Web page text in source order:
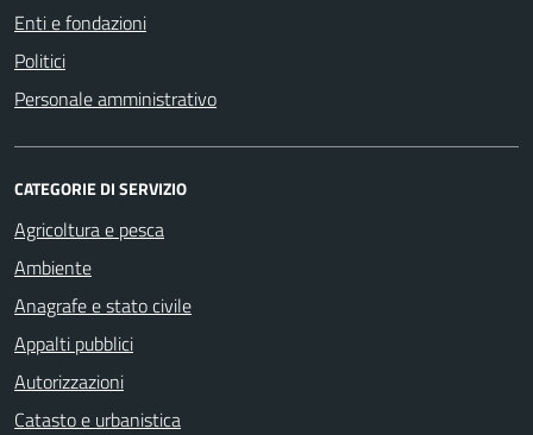
Enti e fondazioni
Politici
Personale amministrativo
CATEGORIE DI SERVIZIO
Agricoltura e pesca
Ambiente
Anagrafe e stato civile
Appalti pubblici
Autorizzazioni
Catasto e urbanistica